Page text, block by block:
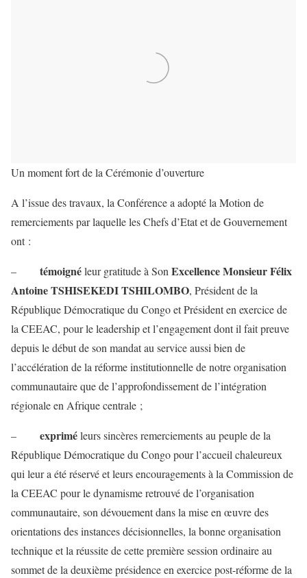
Un moment fort de la Cérémonie d’ouverture
A l’issue des travaux, la Conférence a adopté la Motion de
remerciements par laquelle les Chefs d’Etat et de Gouvernement
ont :
– témoignéleur gratitude à Son Excellence Monsieur Félix
Antoine TSHISEKEDI TSHILOMBO, Président de la
République Démocratique du Congo et Président en exercice de
la CEEAC, pour le leadership et l’engagement dont il fait preuve
depuis le début de son mandat au service aussi bien de
l’accélération de la réforme institutionnelle de notre organisation
communautaire que de l’approfondissement de l’intégration
régionale en Afrique centrale ;
– expriméleurs sincères remerciements au peuple de la
République Démocratique du Congo pour l’accueil chaleureux
qui leur a été réservé et leurs encouragements à la Commission de
la CEEAC pour le dynamisme retrouvé de l’organisation
communautaire, son dévouement dans la mise en œuvre des
orientations des instances décisionnelles, la bonne organisation
technique et la réussite de cette première session ordinaire au
sommet de la deuxième présidence en exercice post-réforme de la